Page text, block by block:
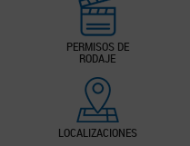
PERMISOS DE
RODAJE
LOCALIZACIONES